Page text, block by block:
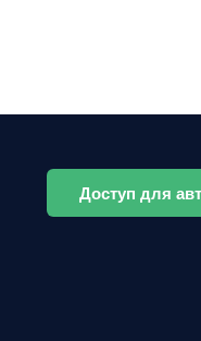
Доступ для